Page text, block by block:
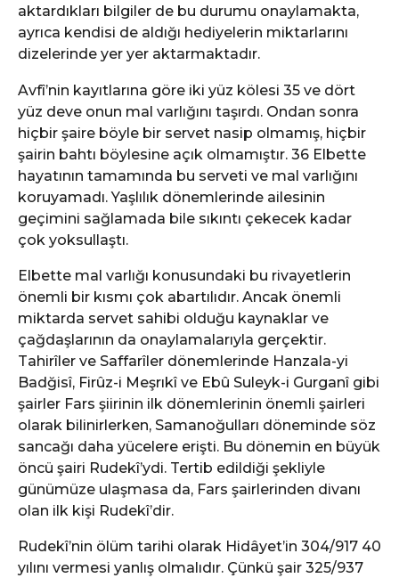
aktardıkları bilgiler de bu durumu onaylamakta,
ayrıca kendisi de aldığı hediyelerin miktarlarını
dizelerinde yer yer aktarmaktadır.
Avfî’nin kayıtlarına göre iki yüz kölesi 35 ve dört
yüz deve onun mal varlığını taşırdı. Ondan sonra
hiçbir şaire böyle bir servet nasip olmamış, hiçbir
şairin bahtı böylesine açık olmamıştır. 36 Elbette
hayatının tamamında bu serveti ve mal varlığını
koruyamadı. Yaşlılık dönemlerinde ailesinin
geçimini sağlamada bile sıkıntı çekecek kadar
çok yoksullaştı.
Elbette mal varlığı konusundaki bu rivayetlerin
önemli bir kısmı çok abartılıdır. Ancak önemli
miktarda servet sahibi olduğu kaynaklar ve
çağdaşlarının da onaylamalarıyla gerçektir.
Tahirîler ve Saffarîler dönemlerinde Hanzala-yi
Badğisî, Firûz-i Meşrıkî ve Ebû Suleyk-i Gurganî gibi
şairler Fars şiirinin ilk dönemlerinin önemli şairleri
olarak bilinirlerken, Samanoğulları döneminde söz
sancağı daha yücelere erişti. Bu dönemin en büyük
öncü şairi Rudekî’ydi. Tertib edildiği şekliyle
günümüze ulaşmasa da, Fars şairlerinden divanı
olan ilk kişi Rudekî’dir.
Rudekî’nin ölüm tarihi olarak Hidâyet’in 304/917 40
yılını vermesi yanlış olmalıdır. Çünkü şair 325/937